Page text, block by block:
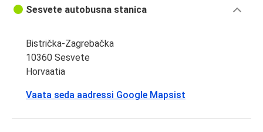
Sesvete autobusna stanica
Bistrička-Zagrebačka
10360 Sesvete
Horvaatia
Vaata seda aadressi Google Mapsist